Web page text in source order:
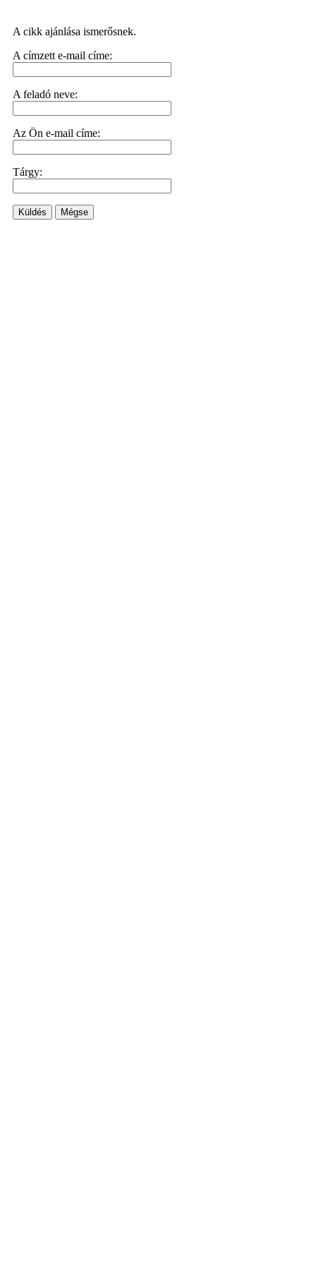
A cikk ajánlása ismerősnek.
A címzett e-mail címe:
A feladó neve:
Az Ön e-mail címe:
Tárgy:
Küldés Mégse